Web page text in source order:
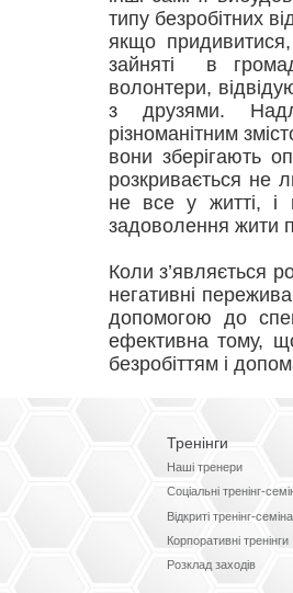
типу безробітних
якщо
зайняті в
волонтери,
з друзями.
різноманітним
вони зберігають
розкривається не
не все у житті, і
задоволення жити
Коли з’являється
негативні
допомогою до
ефективна тому,
безробіттям і
Тренінги
Наші тренери
Соціальні тренінг-
Відкриті тренінг-
Корпоративні тренінги
Розклад заходів